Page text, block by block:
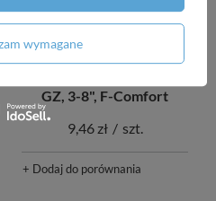
NASZ BESTSELLER
GZ, 3-8", F-Comfort
9,46 zł / szt.
+ Dodaj do porównania
wymagane